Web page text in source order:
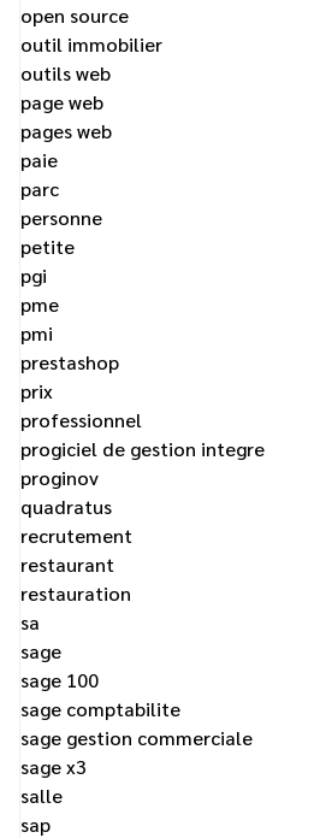
open source
outil immobilier
outils web
page web
pages web
paie
parc
personne
petite
pgi
pme
pmi
prestashop
prix
professionnel
progiciel de gestion integre
proginov
quadratus
recrutement
restaurant
restauration
sa
sage
sage 100
sage comptabilite
sage gestion commerciale
sage x3
salle
sap